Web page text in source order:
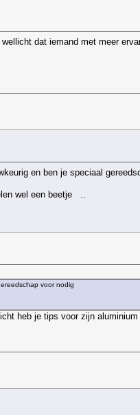
dat iemand met meer
en ben je speciaal
wel een beetje ..
voor nodig
heb je tips voor zijn aluminium